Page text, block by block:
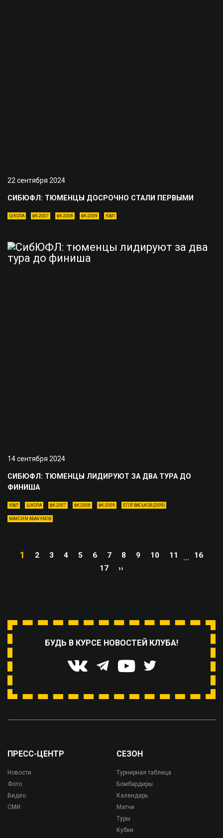
22 сентября 2024
СИБЮФЛ: ТЮМЕНЦЫ ДОСРОЧНО СТАЛИ ПЕРВЫМИ
ШКОЛА ФК-2007 ФК-2008 ФК-2009 ЮФЛ
14 сентября 2024
СИБЮФЛ: ТЮМЕНЦЫ ЛИДИРУЮТ ЗА ДВА ТУРА ДО
ФИНИША
ЮФЛ ШКОЛА ФК-2007 ФК-2008 ФК-2009 ЕГОР ВАСЬКОВ (2009)
МАКСИМ АБАКУМОВ
1 2 3 4 5 6 7 8 9 10 11 ...
16
17
››
БУДЬ В КУРСЕ НОВОСТЕЙ КЛУБА!
ПРЕСС-ЦЕНТР
Новости
Фото
Видео
СМИ
СЕЗОН
Турнирная таблица
Бомбардиры
Календарь
Матчи
Туры
Кубки